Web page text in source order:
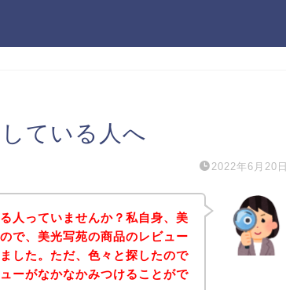
ている人へ
2022年6月20日
人っていませんか？私自身、美
で、美光写苑の商品のレビュー
した。ただ、色々と探したので
ーがなかなかみつけることがで